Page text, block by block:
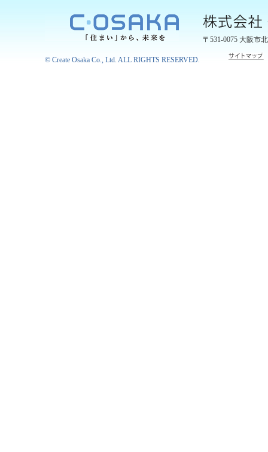
〒531-0075 大阪市
© Create Osaka Co., Ltd. ALL RIGHTS RESERVED.